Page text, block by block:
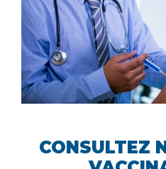
CONSULTEZ